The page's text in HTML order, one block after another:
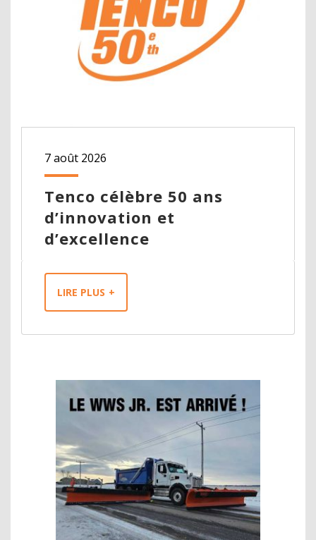
Tenco célèbre 50 ans
d’innovation et
d’excellence
7 août 2026
LIRE PLUS